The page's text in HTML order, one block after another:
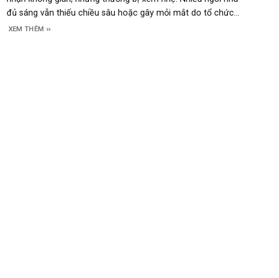
đủ sáng vẫn thiếu chiều sâu hoặc gây mỏi mắt do tổ chức
ánh sáng chưa hợp lý. Khi hiểu đúng bản chất ánh sáng LED,
XEM THÊM